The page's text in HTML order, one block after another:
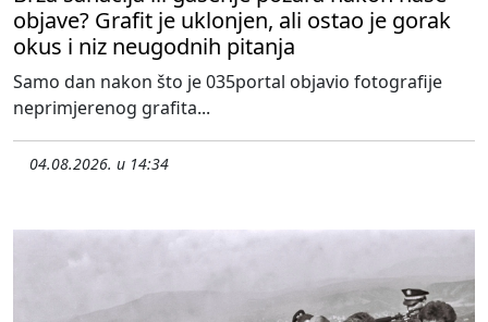
objave? Grafit je uklonjen, ali ostao je gorak
okus i niz neugodnih pitanja
Samo dan nakon što je 035portal objavio fotografije
neprimjerenog grafita...
04.08.2026. u 14:34